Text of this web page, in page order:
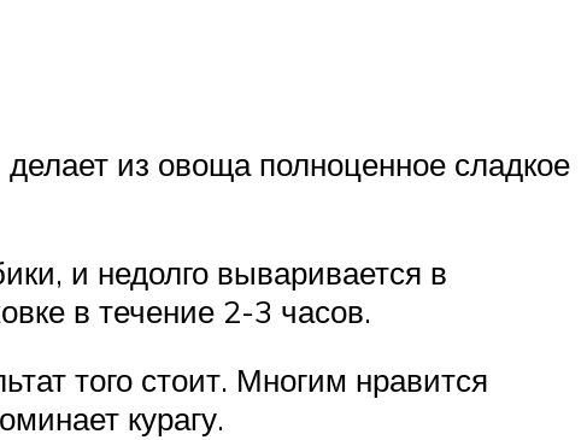
из овоща полноценное сладкое
и недолго вываривается в
в течение 2-3 часов.
того стоит. Многим нравится
курагу.